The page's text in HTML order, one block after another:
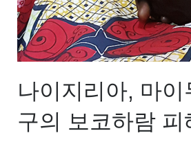
나이지리아, 마이
구의 보코하람 피